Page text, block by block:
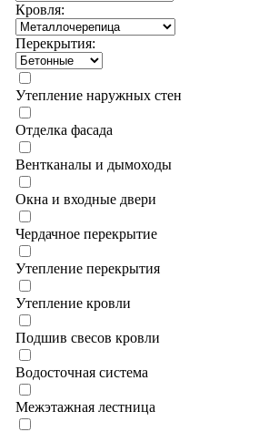
Кровля:
Перекрытия:
Утепление наружных стен
Отделка фасада
Вентканалы и дымоходы
Окна и входные двери
Чердачное перекрытие
Утепление перекрытия
Утепление кровли
Подшив свесов кровли
Водосточная система
Межэтажная лестница